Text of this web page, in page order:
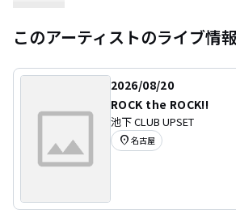
このアーティストのライブ情報
2026/08/20
ROCK the ROCK!!
池下 CLUB UPSET
location_on 名古屋